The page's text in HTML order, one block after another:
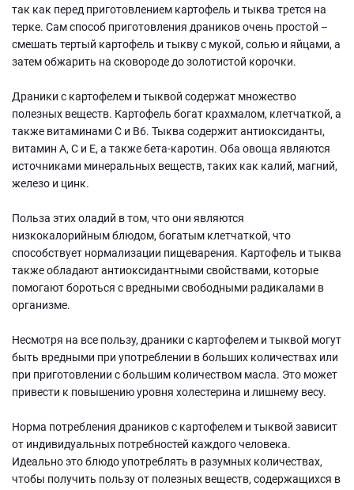
так как перед приготовлением картофель и тыква трется на
терке. Сам способ приготовления драников очень простой –
смешать тертый картофель и тыкву с мукой, солью и яйцами, а
затем обжарить на сковороде до золотистой корочки.
Драники с картофелем и тыквой содержат множество
полезных веществ. Картофель богат крахмалом, клетчаткой, а
также витаминами С и В6. Тыква содержит антиоксиданты,
витамин А, С и Е, а также бета-каротин. Оба овоща являются
источниками минеральных веществ, таких как калий, магний,
железо и цинк.
Польза этих оладий в том, что они являются
низкокалорийным блюдом, богатым клетчаткой, что
способствует нормализации пищеварения. Картофель и тыква
также обладают антиоксидантными свойствами, которые
помогают бороться с вредными свободными радикалами в
организме.
Несмотря на все пользу, драники с картофелем и тыквой могут
быть вредными при употреблении в больших количествах или
при приготовлении с большим количеством масла. Это может
привести к повышению уровня холестерина и лишнему весу.
Норма потребления драников с картофелем и тыквой зависит
от индивидуальных потребностей каждого человека.
Идеально это блюдо употреблять в разумных количествах,
чтобы получить пользу от полезных веществ, содержащихся в